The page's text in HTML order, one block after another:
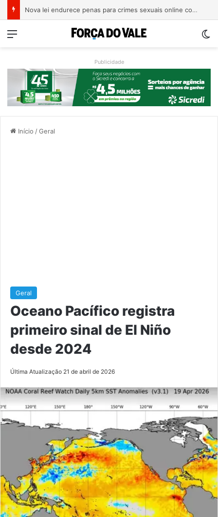
Nova lei endurece penas para crimes sexuais online contra crianças e adolescentes
Menu
Publicidade
Início /Geral
Geral
Oceano Pacífico registra
primeiro sinal de El Niño
desde 2024
Última Atualização 21 de abril de 2026